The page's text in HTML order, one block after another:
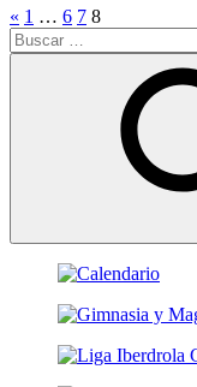
Paginación
de
« Entradas
anteriores
1 … 6 7 8
Buscar: